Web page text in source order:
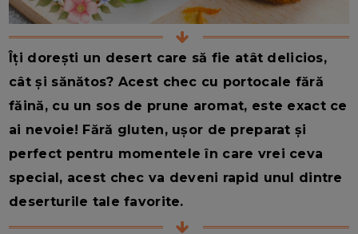
Îți dorești un desert care să fie atât delicios,
cât și sănătos? Acest chec cu portocale fără
făină, cu un sos de prune aromat, este exact ce
ai nevoie! Fără gluten, ușor de preparat și
perfect pentru momentele în care vrei ceva
special, acest chec va deveni rapid unul dintre
deserturile tale favorite.